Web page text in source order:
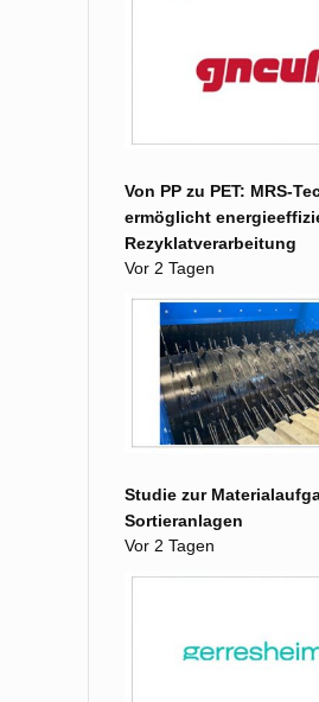
Von PP zu PET: MRS-
ermöglicht
Rezyklatverarbeitung
Vor 2 Tagen
Studie zur
Sortieranlagen
Vor 2 Tagen